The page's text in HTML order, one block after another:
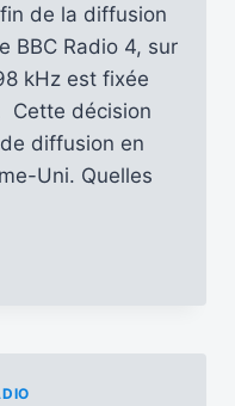
de la diffusion
BBC Radio 4, sur
kHz est fixée
Cette décision
diffusion en
Uni. Quelles